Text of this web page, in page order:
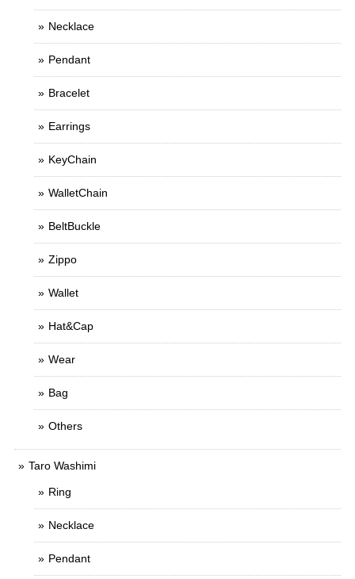
Necklace
Pendant
Bracelet
Earrings
KeyChain
WalletChain
BeltBuckle
Zippo
Wallet
Hat&Cap
Wear
Bag
Others
Taro Washimi
Ring
Necklace
Pendant